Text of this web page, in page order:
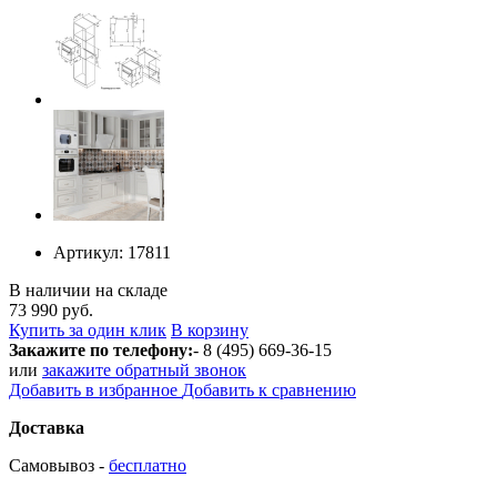
Артикул: 17811
В наличии на складе
73 990 руб.
Купить за один клик В корзину
Закажите по телефону:- 8 (495) 669-36-15
или закажите обратный звонок
Добавить в избранное Добавить к сравнению
Доставка
Самовывоз - бесплатно